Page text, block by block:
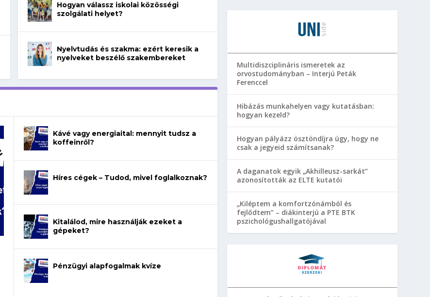
Hogyan válassz iskolai közösségi
szolgálati helyet?
Nyelvtudás és szakma: ezért keresik a
nyelveket beszélő szakembereket
Kávé vagy energiaital: mennyit tudsz a
koffeinről?
Híres cégek – Tudod, mivel foglalkoznak?
Kitalálod, mire használják ezeket a
gépeket?
Pénzügyi alapfogalmak kvíze
Multidiszciplináris ismeretek az
orvostudományban – Interjú Peták
Ferenccel
Hibázás munkahelyen vagy kutatásban:
hogyan kezeld?
Hogyan pályázz ösztöndíjra úgy, hogy ne
csak a jegyeid számítsanak?
A daganatok egyik „Akhilleusz-sarkát”
azonosították az ELTE kutatói
„Kiléptem a komfortzónámból és
fejlődtem” – diákinterjú a PTE BTK
pszichológushallgatójával